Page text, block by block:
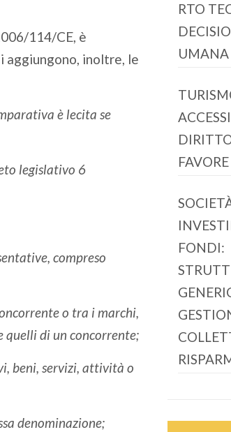
114/CE, è
aggiungono, inoltre, le
è lecita se
legislativo 6
compreso
o tra i marchi,
quelli di un concorrente;
beni, servizi, attività o
denominazione;
RTO
UMANA
FAVORE
FONDI: